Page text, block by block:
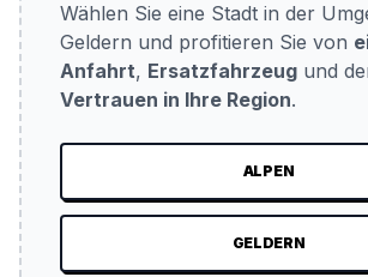
Wählen Sie eine Stadt in der
Geldern und profitieren Sie von
Anfahrt, Ersatzfahrzeug und
Vertrauen in Ihre Region.
ALPEN
GELDERN